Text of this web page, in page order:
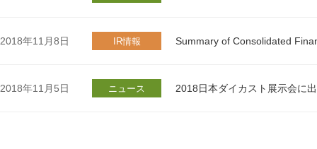
2018年11月8日 IR情報 Summary of Consolidated
2018年11月5日 ニュース 2018日本ダイカスト展示会に